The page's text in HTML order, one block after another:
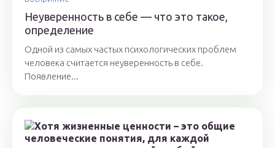
Неуверенность в себе — что это такое,
определение
Одной из самых частых психологических проблем
человека считается неуверенность в себе.
Появление...